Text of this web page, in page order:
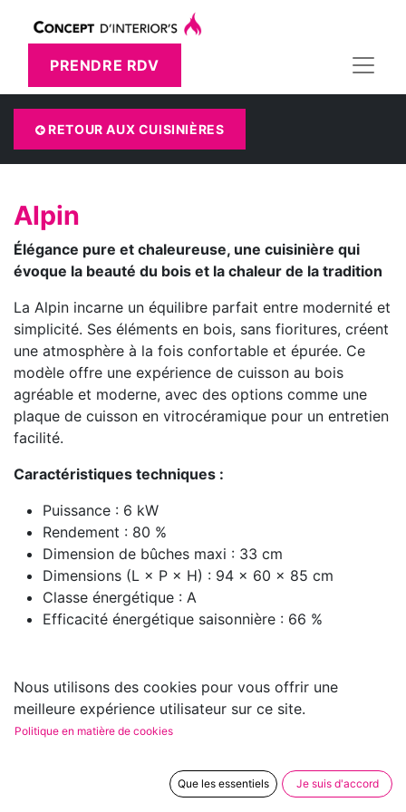
PRENDRE RDV
RETOUR AUX CUISINIÈRES
Alpin
Élégance pure et chaleureuse, une cuisinière qui
évoque la beauté du bois et la chaleur de la tradition
La Alpin incarne un équilibre parfait entre modernité et
simplicité. Ses éléments en bois, sans fioritures, créent
une atmosphère à la fois confortable et épurée. Ce
modèle offre une expérience de cuisson au bois
agréable et moderne, avec des options comme une
plaque de cuisson en vitrocéramique pour un entretien
facilité.
Caractéristiques techniques :
Puissance : 6 kW
Rendement : 80 %
Dimension de bûches maxi : 33 cm
Dimensions (L × P × H) : 94 × 60 × 85 cm
Classe énergétique : A
Efficacité énergétique saisonnière : 66 %
Nous utilisons des cookies pour vous offrir une
meilleure expérience utilisateur sur ce site.
Politique en matière de cookies
Que les essentiels Je suis d'accord